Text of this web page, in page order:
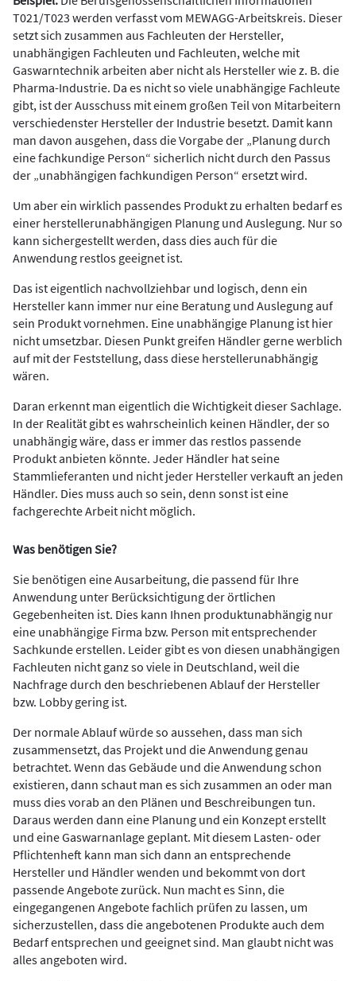
T021/T023 werden verfasst vom MEWAGG-Arbeitskreis. Dieser
setzt sich zusammen aus Fachleuten der Hersteller,
unabhängigen Fachleuten und Fachleuten, welche mit
Gaswarntechnik arbeiten aber nicht als Hersteller wie z. B. die
Pharma-Industrie. Da es nicht so viele unabhängige Fachleute
gibt, ist der Ausschuss mit einem großen Teil von Mitarbeitern
verschiedenster Hersteller der Industrie besetzt. Damit kann
man davon ausgehen, dass die Vorgabe der „Planung durch
eine fachkundige Person“ sicherlich nicht durch den Passus
der „unabhängigen fachkundigen Person“ ersetzt wird.
Um aber ein wirklich passendes Produkt zu erhalten bedarf es
einer herstellerunabhängigen Planung und Auslegung. Nur so
kann sichergestellt werden, dass dies auch für die
Anwendung restlos geeignet ist.
Das ist eigentlich nachvollziehbar und logisch, denn ein
Hersteller kann immer nur eine Beratung und Auslegung auf
sein Produkt vornehmen. Eine unabhängige Planung ist hier
nicht umsetzbar. Diesen Punkt greifen Händler gerne werblich
auf mit der Feststellung, dass diese herstellerunabhängig
wären.
Daran erkennt man eigentlich die Wichtigkeit dieser Sachlage.
In der Realität gibt es wahrscheinlich keinen Händler, der so
unabhängig wäre, dass er immer das restlos passende
Produkt anbieten könnte. Jeder Händler hat seine
Stammlieferanten und nicht jeder Hersteller verkauft an jeden
Händler. Dies muss auch so sein, denn sonst ist eine
fachgerechte Arbeit nicht möglich.
Was benötigen Sie?
Sie benötigen eine Ausarbeitung, die passend für Ihre
Anwendung unter Berücksichtigung der örtlichen
Gegebenheiten ist. Dies kann Ihnen produktunabhängig nur
eine unabhängige Firma bzw. Person mit entsprechender
Sachkunde erstellen. Leider gibt es von diesen unabhängigen
Fachleuten nicht ganz so viele in Deutschland, weil die
Nachfrage durch den beschriebenen Ablauf der Hersteller
bzw. Lobby gering ist.
Der normale Ablauf würde so aussehen, dass man sich
zusammensetzt, das Projekt und die Anwendung genau
betrachtet. Wenn das Gebäude und die Anwendung schon
existieren, dann schaut man es sich zusammen an oder man
muss dies vorab an den Plänen und Beschreibungen tun.
Daraus werden dann eine Planung und ein Konzept erstellt
und eine Gaswarnanlage geplant. Mit diesem Lasten- oder
Pflichtenheft kann man sich dann an entsprechende
Hersteller und Händler wenden und bekommt von dort
passende Angebote zurück. Nun macht es Sinn, die
eingegangenen Angebote fachlich prüfen zu lassen, um
sicherzustellen, dass die angebotenen Produkte auch dem
Bedarf entsprechen und geeignet sind. Man glaubt nicht was
alles angeboten wird.